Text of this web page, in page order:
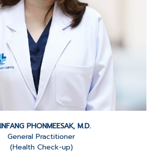
PHONMEESAK, M.D.
General Practitioner
(Health Check-up)